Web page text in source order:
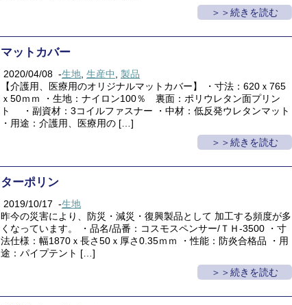
＞続きを読む
マットカバー
2020/04/08 -生地 生産中
製品
【介護用、医療用のオリジナルマットカバー】 ・寸法：620ｘ765
ｘ50ｍｍ ・生地：ナイロン100％ 裏面：ポリウレタン面プリン
ト ・副資材：3コイルファスナー ・中材：低反発ウレタンマット
・用途：介護用、医療用の […]
＞続きを読む
ターポリン
2019/10/17 -生地
昨今の災害により、防災・減災・復興製品として 加工する頻度が多
くなっています。 ・品名/品番：コスモスペンサー/ＴＨ-3500 ・寸
法仕様：幅1870ｘ長さ50ｘ厚さ0.35ｍｍ ・性能：防炎合格品 ・用
途：パイプテント […]
＞続きを読む